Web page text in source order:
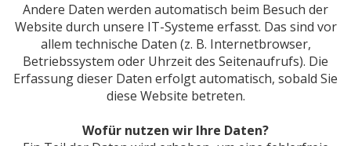
Andere Daten werden automatisch beim Besuch der
Website durch unsere IT-Systeme erfasst. Das sind vor
allem technische Daten (z. B. Internetbrowser,
Betriebssystem oder Uhrzeit des Seitenaufrufs). Die
Erfassung dieser Daten erfolgt automatisch, sobald Sie
diese Website betreten.
Wofür nutzen wir Ihre Daten?